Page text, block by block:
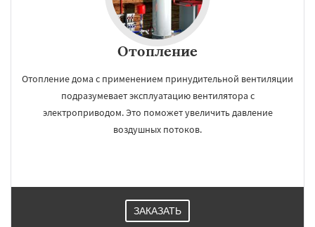
Отопление
Отопление дома с применением принудительной вентиляции
подразумевает эксплуатацию вентилятора с
электроприводом. Это поможет увеличить давление
воздушных потоков.
ЗАКАЗАТЬ